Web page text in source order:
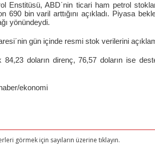
Enstitüsü, ABD΄nin ticari ham petrol
690 bin varil arttığını açıkladı. Piyasa
yönündeydi.
gün içinde resmi stok verilerini
doların direnç, 76,57 doların ise
ekonomi
görmek için sayıların üzerine tıklayın.